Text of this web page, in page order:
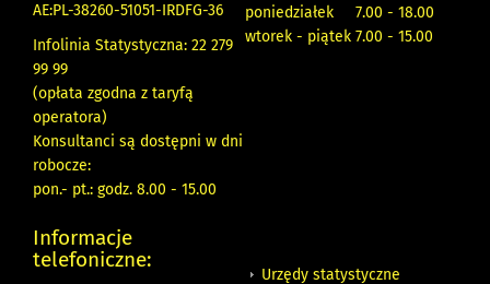
AE:PL-38260-51051-IRDFG-36
Infolinia Statystyczna: 22 279
99 99
(opłata zgodna z taryfą
operatora)
Konsultanci są dostępni w dni
robocze:
pon.- pt.: godz. 8.00 - 15.00
poniedziałek 7.00 - 18.00
wtorek - piątek 7.00 - 15.00
Informacje
telefoniczne:
Urzędy statystyczne